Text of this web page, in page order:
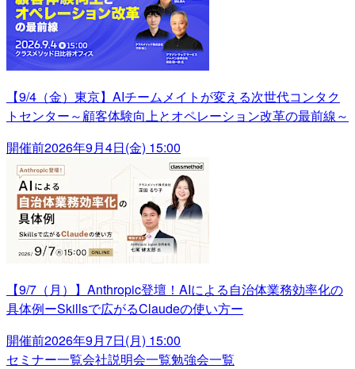
【9/4（金）東京】AIチームメイトが変える次世代コンタク
トセンター～顧客体験向上とオペレーション改革の最前線～
開催前2026年9月4日(金) 15:00
【9/7（月）】Anthropic登壇！AIによる自治体業務効率化の
具体例ーSkillsで広がるClaudeの使い方ー
開催前2026年9月7日(月) 15:00
セミナー一覧会社説明会一覧勉強会一覧